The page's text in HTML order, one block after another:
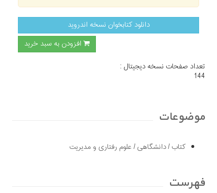
دانلود کتابخوان نسخه اندروید
افزودن به سبد خرید
تعداد صفحات نسخه دیجیتال :
144
موضوعات
کتاب/دانشگاهی/علوم رفتاری و مدیریت
فهرست